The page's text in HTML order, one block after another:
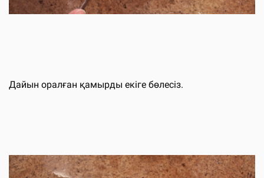
Дайын оралған қамырды екіге бөлесіз.